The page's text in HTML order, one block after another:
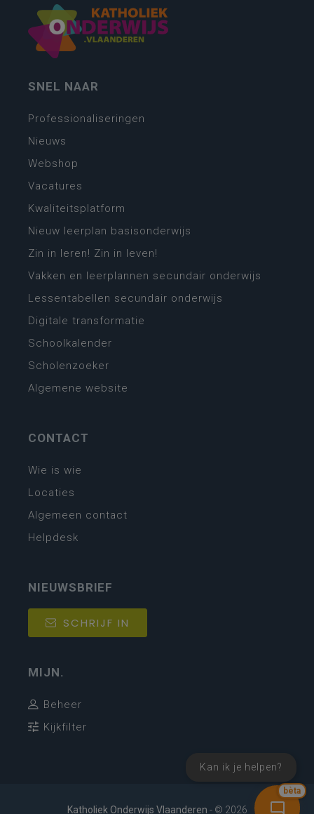
bèta
Kan ik je helpen?
SNEL NAAR
Professionaliseringen
Nieuws
Webshop
Vacatures
Kwaliteitsplatform
Nieuw leerplan basisonderwijs
Zin in leren! Zin in leven!
Vakken en leerplannen secundair onderwijs
Lessentabellen secundair onderwijs
Digitale transformatie
Schoolkalender
Scholenzoeker
Algemene website
CONTACT
Wie is wie
Locaties
Algemeen contact
Helpdesk
NIEUWSBRIEF
SCHRIJF IN
MIJN.
Beheer
Kijkfilter
Katholiek Onderwijs Vlaanderen - © 2026